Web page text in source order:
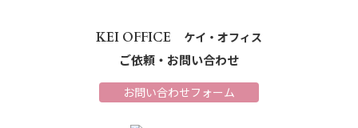
KEI OFFICE ケイ・オフィス
ご依頼・お問い合わせ
お問い合わせフォーム